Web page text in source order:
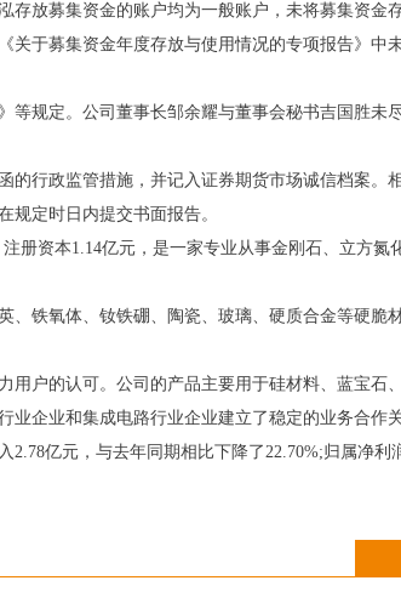
存放募集资金的账户均为一般账户，未将募集资金
关于募集资金年度存放与使用情况的专项报告》中
规定。公司董事长邹余耀与董事会秘书吉国胜未
的行政监管措施，并记入证券期货市场诚信档案。
规定时日内提交书面报告。
册资本1.14亿元，是一家专业从事金刚石、立方氮
铁氧体、钕铁硼、陶瓷、玻璃、硬质合金等硬脆
户的认可。公司的产品主要用于硅材料、蓝宝石
企业和集成电路行业企业建立了稳定的业务合作关
亿元，与去年同期相比下降了22.70%;归属净利